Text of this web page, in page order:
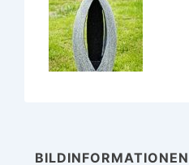
BILDINFORMATIONEN